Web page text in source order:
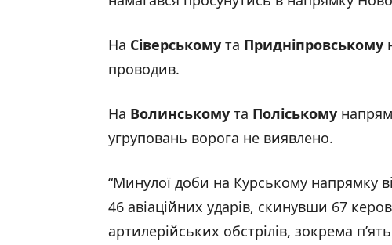
На Сіверському та Придніпровському
проводив.
На Волинському та Поліському
угруповань ворога не виявлено.
“Минулої доби на Курському напрямку
46 авіаційних ударів, скинувши 67
артилерійських обстрілів, зокрема